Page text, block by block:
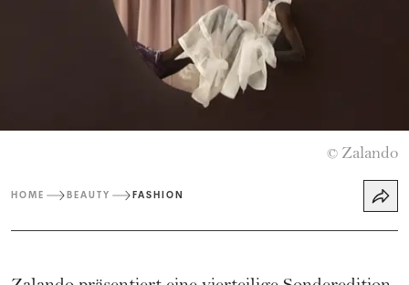
© Zalando
HOME BEAUTY FASHION